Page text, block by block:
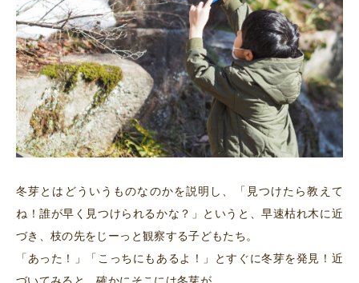
冬芽とはどういうものなのかを説明し、「見つけたら教えて
ね！誰が早く見つけられるかな？」というと、早速枯れ木に近
づき、枝の先をじーっと観察する子どもたち。
「あった！」「こっちにもあるよ！」とすぐに冬芽を発見！近
づいてみると、確かにそこには冬芽が。